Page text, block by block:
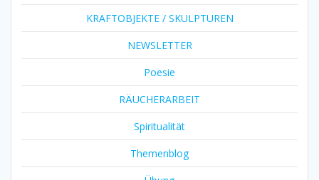
KRAFTOBJEKTE / SKULPTUREN
NEWSLETTER
Poesie
RÄUCHERARBEIT
Spiritualität
Themenblog